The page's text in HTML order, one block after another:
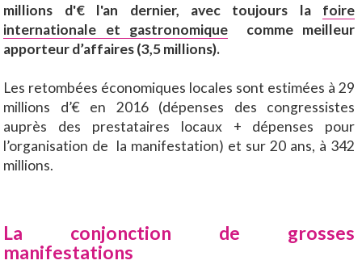
millions d'€ l'an dernier, avec toujours la foire
internationale et gastronomique comme meilleur
apporteur d’affaires (3,5 millions).
Les retombées économiques locales sont estimées à 29
millions d’€ en 2016 (dépenses des congressistes
auprès des prestataires locaux + dépenses pour
l’organisation de la manifestation) et sur 20 ans, à 342
millions.
La conjonction de grosses
manifestations